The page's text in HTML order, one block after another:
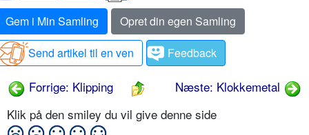
Gem i Min Samling
Opret din egen Samling
Send artikel til en ven
Feedback
Forrige: Klipping
Næste: Klokkemetal
Klik på den smiley du vil give denne side